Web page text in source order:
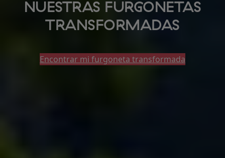
NUESTRAS FURGONETAS
TRANSFORMADAS
Encontrar mi furgoneta transformada